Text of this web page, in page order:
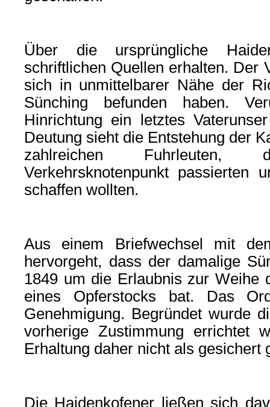
Über die ursprüngliche
schriftlichen Quellen erhalten. Der
sich in unmittelbarer Nähe der
Sünching befunden haben.
Hinrichtung ein letztes
Deutung sieht die Entstehung der
zahlreichen Fuhrleuten,
Verkehrsknotenpunkt passierten
schaffen wollten.
Aus einem Briefwechsel mit
hervorgeht, dass der damalige
1849 um die Erlaubnis zur Weihe
eines Opferstocks bat. Das
Genehmigung. Begründet wurde
vorherige Zustimmung errichtet
Erhaltung daher nicht als gesichert
Die Haidenkofener ließen sich